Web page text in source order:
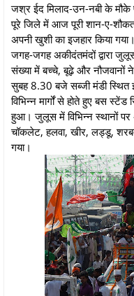
जश्र ईद मिलाद-उन-नबी के मौके
पूरे जिले में आज पूरी शान-ए-
अपनी खुशी का इजहार किया
जगह-जगह अकीदंतमंदों द्वारा
संख्या में बच्चे, बूढ़े और नौजवानों
सुबह 8.30 बजे सब्जी मंडी स्थित
विभिन्न मार्गों से होते हुए बस
हुआ। जुलूस में विभिन्न स्थानों पर
चॉकलेट, हलवा, खीर, लड्डू,
गया।